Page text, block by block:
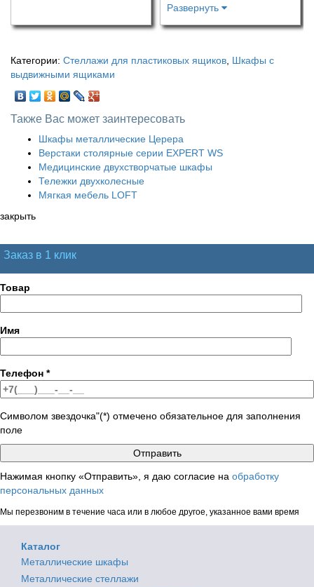
Развернуть
Категории: Стеллажи для пластиковых ящиков Шкафы с
выдвижными ящиками
Также Вас может заинтересовать
Шкафы металлические Церера
Верстаки столярные серии EXPERT WS
Медицинские двухстворчатые шкафы
Тележки двухколесные
Мягкая мебель LOFT
закрыть
Заказ в 1 клик
Товар
Имя
Телефон *
Символом звездочка"(*) отмечено обязательное для заполнения
поле
Нажимая кнопку «Отправить», я даю согласие на обработку
персональных данных
Мы перезвоним в течение часа или в любое другое, указанное вами время
Каталог
Металлические шкафы
Металлические стеллажи